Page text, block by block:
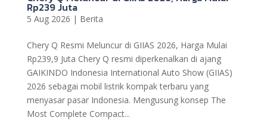
Rp239 Juta
5 Aug 2026 | Berita
Chery Q Resmi Meluncur di GIIAS 2026, Harga Mulai
Rp239,9 Juta Chery Q resmi diperkenalkan di ajang
GAIKINDO Indonesia International Auto Show (GIIAS)
2026 sebagai mobil listrik kompak terbaru yang
menyasar pasar Indonesia. Mengusung konsep The
Most Complete Compact...